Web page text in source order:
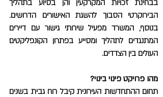
בבחינת זכויות המקרקעין והן בסיוע בתהליך
הבירוקרטי הסבוך להשגת האישורים הדרושים.
בנוסף, המשרד מפעיל שירותי גישור עם דיירים
המתנגדים לתהליך ומסייע בפתרון הקונפליקטים
העולים בין הצדדים.
מהו פרויקט פינוי בינוי?
תחום ההתחדשות העירונית קיבל רוח גבית בשנים